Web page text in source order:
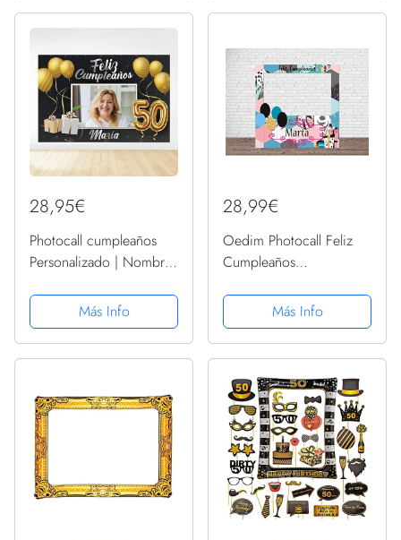
28,95€
Photocall cumpleaños
Personalizado | Nombre
Photocall Elegante
Impreso en Lona |
Photocall para
económico y...
Más Info
28,99€
Oedim Photocall Feliz
Cumpleaños
100x100cm, Eventos o
Celebraciones puntuales,
Ventana Troquelada,
Más Info